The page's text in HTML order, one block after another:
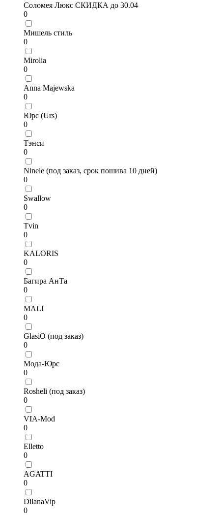
Соломея Люкс СКИДКА до 30.04
0
Мишель стиль
0
Mirolia
0
Anna Majewska
0
Юрс (Urs)
0
Тэнси
0
Ninele (под заказ, срок пошива 10 дней)
0
Swallow
0
Tvin
0
KALORIS
0
Багира АнТа
0
MALI
0
GlasiO (под заказ)
0
Мода-Юрс
0
Rosheli (под заказ)
0
VIA-Mod
0
Elletto
0
AGATTI
0
DilanaVip
0